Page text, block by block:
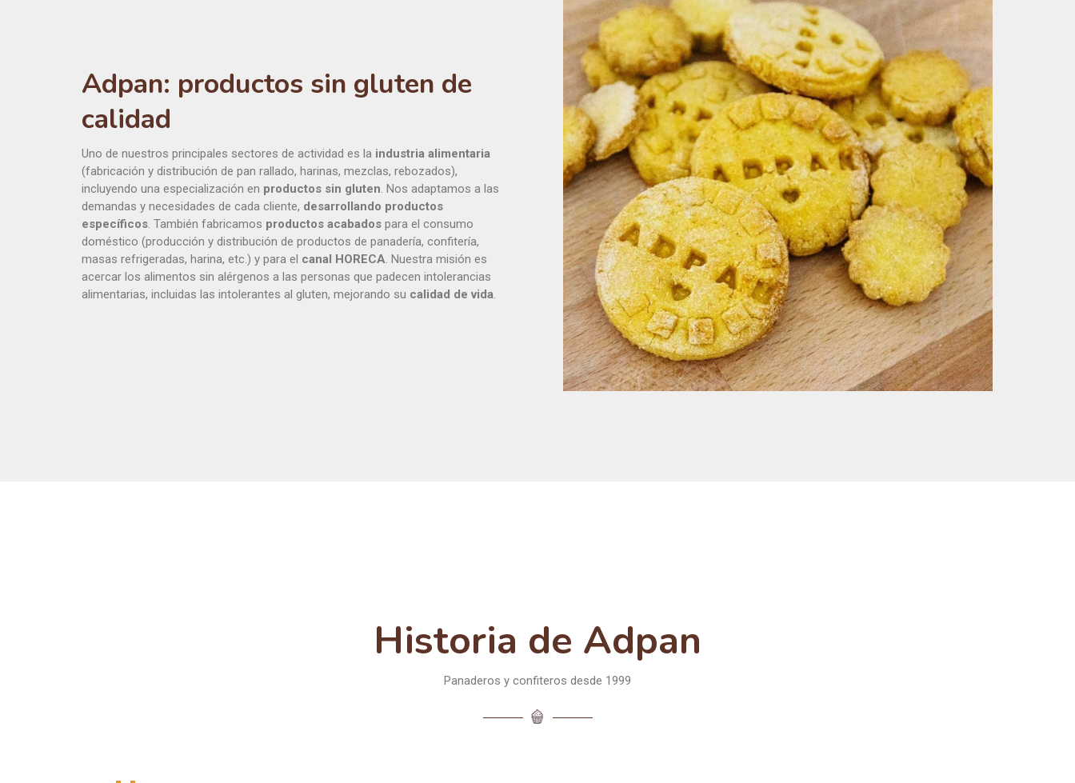
Adpan: productos sin gluten de
calidad
Uno de nuestros principales sectores de actividad es la industria alimentaria
(fabricación y distribución de pan rallado, harinas, mezclas, rebozados),
incluyendo una especialización en productos sin gluten. Nos adaptamos a las
demandas y necesidades de cada cliente, desarrollando productos
específicos. También fabricamos productos acabados para el consumo
doméstico (producción y distribución de productos de panadería, confitería,
masas refrigeradas, harina, etc.) y para el canal HORECA. Nuestra misión es
acercar los alimentos sin alérgenos a las personas que padecen intolerancias
alimentarias, incluidas las intolerantes al gluten, mejorando su calidad de vida.
Historia de Adpan
Panaderos y confiteros desde 1999